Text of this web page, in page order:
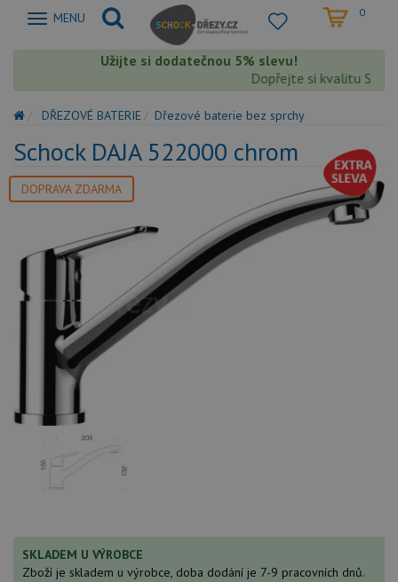
Zobrazit
MENU 0
Užijte si dodatečnou 5% slevu!
Dopřejte si kvalitu
DŘEZOVÉ BATERIE Dřezové baterie bez sprchy
Schock DAJA 522000 chrom
DOPRAVA ZDARMA
SKLADEM U VÝROBCE
Zboží je skladem u výrobce, doba dodání je 7-9 pracovních dnů.